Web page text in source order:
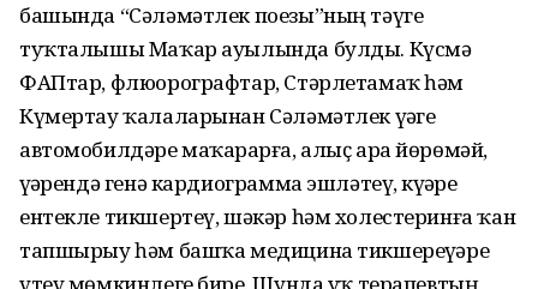
башында “Сәләмәтлек поезы”ның тәүге
туҡталышы Маҡар ауылында булды. Күсмә
ФАПтар, флюорографтар, Стәрлетамаҡ һәм
Күмертау ҡалаларынан Сәләмәтлек үҙәге
автомобилдәре маҡарҙарға, алыҫ ара йөрөмәй,
үҙҙәрендә генә кардиограмма эшләтеү, күҙҙәрҙе
ентекле тикшертеү, шәкәр һәм холестеринға ҡан
тапшырыу һәм башҡа медицина тикшереүҙәре